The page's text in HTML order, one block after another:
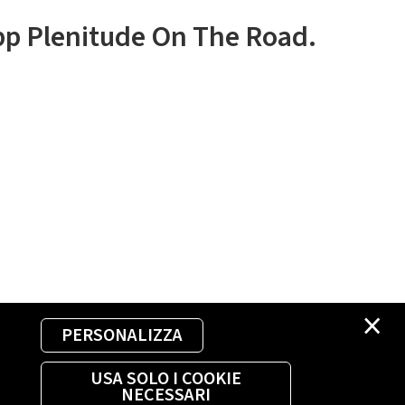
×
PERSONALIZZA
USA SOLO I COOKIE
NECESSARI
Plenitude On The Road.